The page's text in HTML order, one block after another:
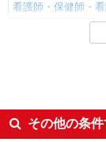
看護師・保健師・
同じ雇用形態か
入社日応相談
経験者・有資格者
その他の条